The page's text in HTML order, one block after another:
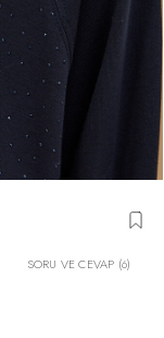
SORU VE CEVAP (6)